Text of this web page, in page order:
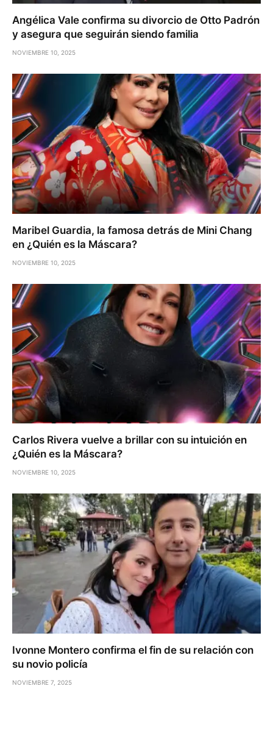
Angélica Vale confirma su divorcio de Otto Padrón
y asegura que seguirán siendo familia
NOVIEMBRE 10, 2025
Maribel Guardia, la famosa detrás de Mini Chang
en ¿Quién es la Máscara?
NOVIEMBRE 10, 2025
Carlos Rivera vuelve a brillar con su intuición en
¿Quién es la Máscara?
NOVIEMBRE 10, 2025
Ivonne Montero confirma el fin de su relación con
su novio policía
NOVIEMBRE 7, 2025